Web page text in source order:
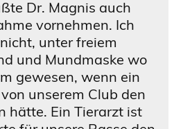
Dr. Magnis auch
vornehmen. Ich
unter freiem
und Mundmaske wo
gewesen, wenn ein
unserem Club den
hätte. Ein Tierarzt ist